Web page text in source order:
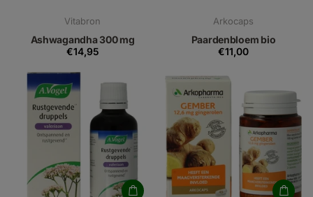
Vitabron
Ashwagandha 300 mg
€14,95
Arkocaps
Paardenbloem bio
€11,00